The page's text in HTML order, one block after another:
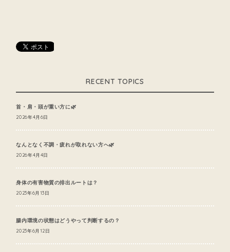
RECENT TOPICS
首・肩・頭が重い方に🌿
2026年4月6日
なんとなく不調・疲れが取れない方へ🌿
2026年4月4日
身体の有害物質の排出ルートは？
2023年6月13日
腸内環境の状態はどうやって判断するの？
2023年6月12日